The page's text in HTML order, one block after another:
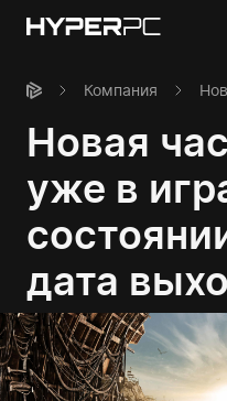
Компания
Новая
уже в
дата